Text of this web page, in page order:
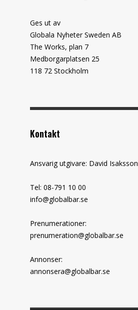
Ges ut av
Globala Nyheter Sweden AB
The Works, plan 7
Medborgarplatsen 25
118 72 Stockholm
Kontakt
Ansvarig utgivare: David Isaksson
Tel: 08-791 10 00
info@globalbar.se
Prenumerationer:
prenumeration@globalbar.se
Annonser:
annonsera@globalbar.se